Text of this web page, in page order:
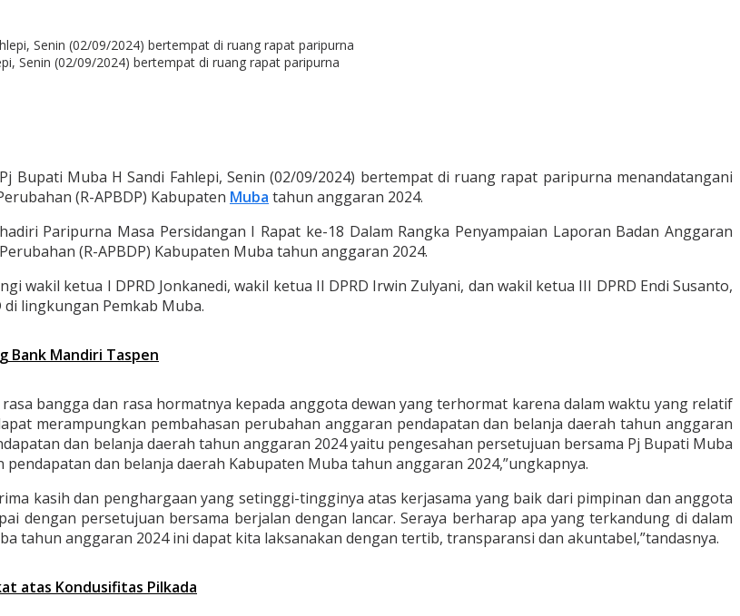
Senin (02/09/2024) bertempat di ruang rapat paripurna
Bupati Muba H Sandi Fahlepi, Senin (02/09/2024) bertempat di ruang rapat paripurna menandatangani
(R-APBDP) Kabupaten Muba tahun anggaran 2024.
Paripurna Masa Persidangan I Rapat ke-18 Dalam Rangka Penyampaian Laporan Badan Anggaran
(R-APBDP) Kabupaten Muba tahun anggaran 2024.
wakil ketua I DPRD Jonkanedi, wakil ketua II DPRD Irwin Zulyani, dan wakil ketua III DPRD Endi Susanto,
di lingkungan Pemkab Muba.
Bank Mandiri Taspen
bangga dan rasa hormatnya kepada anggota dewan yang terhormat karena dalam waktu yang relatif
merampungkan pembahasan perubahan anggaran pendapatan dan belanja daerah tahun anggaran
dan belanja daerah tahun anggaran 2024 yaitu pengesahan persetujuan bersama Pj Bupati Muba
dan belanja daerah Kabupaten Muba tahun anggaran 2024,”ungkapnya.
kasih dan penghargaan yang setinggi-tingginya atas kerjasama yang baik dari pimpinan dan anggota
dengan persetujuan bersama berjalan dengan lancar. Seraya berharap apa yang terkandung di dalam
tahun anggaran 2024 ini dapat kita laksanakan dengan tertib, transparansi dan akuntabel,”tandasnya.
atas Kondusifitas Pilkada